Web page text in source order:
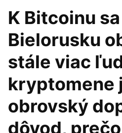
K Bitcoinu
Bielorusku
stále viac
kryptomene
obrovský
dôvod,